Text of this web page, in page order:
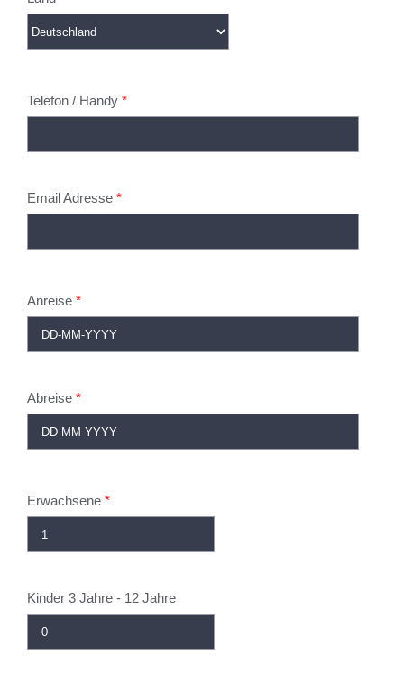
Telefon / Handy *
Email Adresse *
Anreise *
Abreise *
Erwachsene *
Kinder 3 Jahre - 12 Jahre